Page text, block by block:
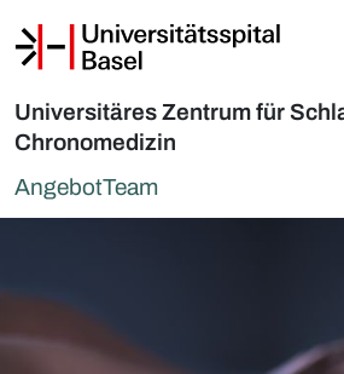
Universitäres Zentrum für
Chronomedizin
AngebotTeam